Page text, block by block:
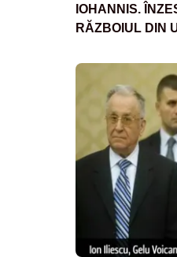
IOHANNIS.
RĂZBOIUL DIN